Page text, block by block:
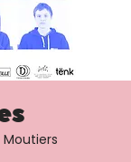
Moutiers